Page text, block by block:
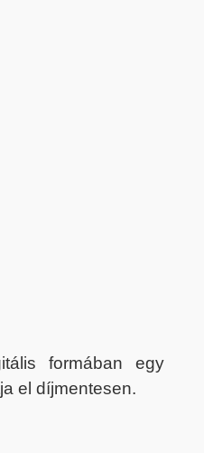
formában egy
el díjmentesen.